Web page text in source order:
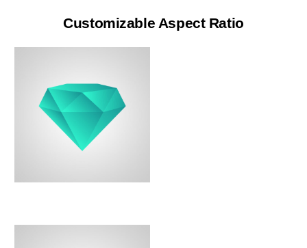
Customizable Aspect Ratio